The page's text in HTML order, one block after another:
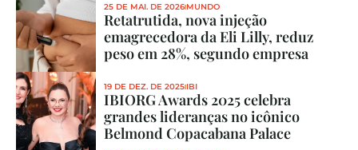
25 DE MAI. DE 2026 MUNDO
Retatrutida, nova injeção
emagrecedora da Eli Lilly, reduz
peso em 28%, segundo empresa
19 DE DEZ. DE 2025 IBI
IBIORG Awards 2025 celebra
grandes lideranças no icônico
Belmond Copacabana Palace